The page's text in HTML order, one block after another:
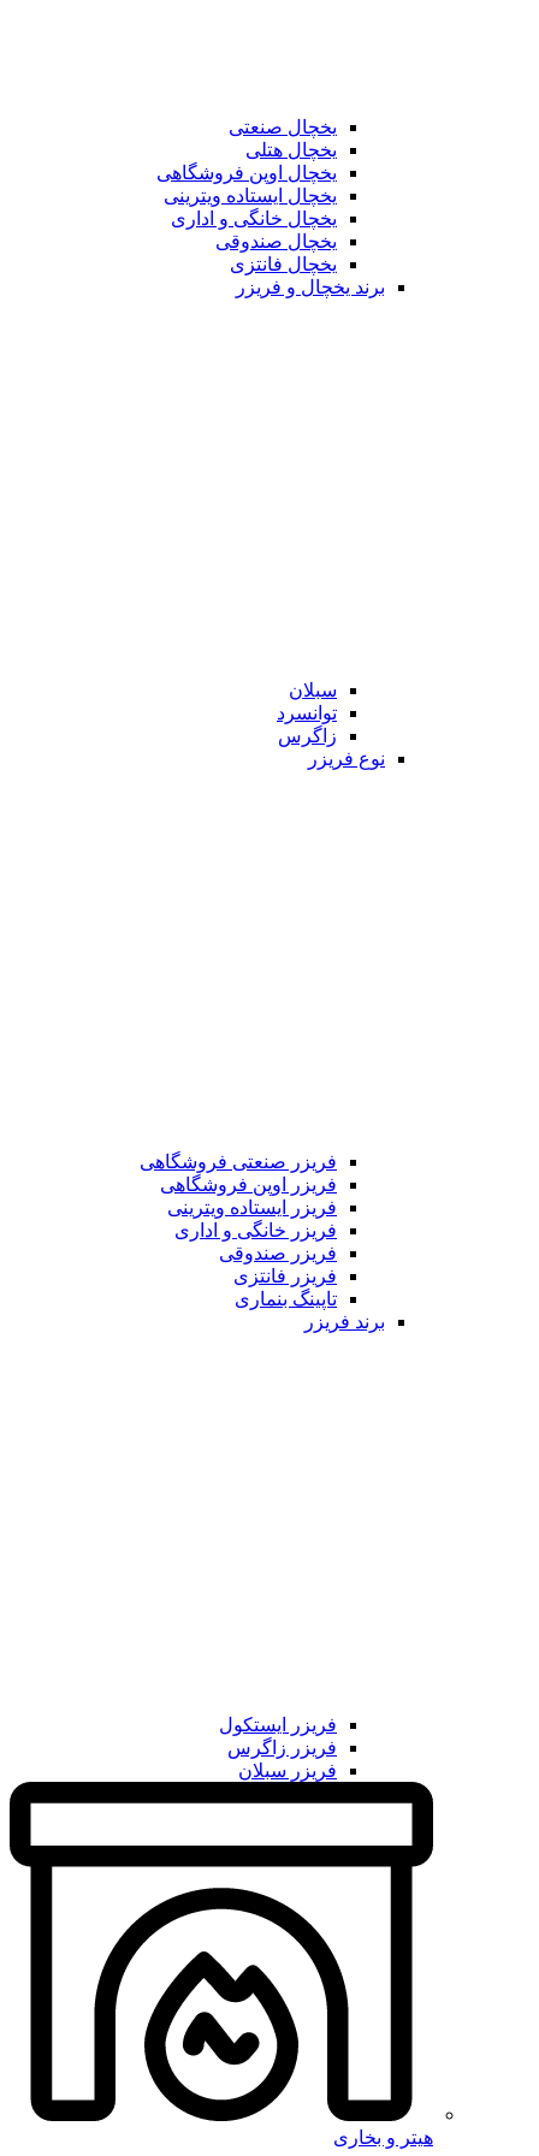
یخچال صنعتی
یخچال هتلی
یخچال اوپن فروشگاهی
یخچال ایستاده ویترینی
یخچال خانگی و اداری
یخچال صندوقی
یخچال فانتزی
برند یخچال و فریزر
نوع فریزر
فریزر صنعتی فروشگاهی
فریزر اوپن فروشگاهی
فریزر ایستاده ویترینی
فریزر خانگی و اداری
فریزر صندوقی
فریزر فانتزی
تاپینگ بنماری
برند فریزر
فریزر ایستکول
فریزر زاگرس
فریزر سبلان
هیتر و بخاری